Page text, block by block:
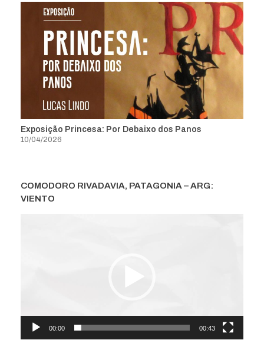
Exposição Princesa: Por Debaixo dos Panos
10/04/2026
COMODORO RIVADAVIA, PATAGONIA – ARG:
VIENTO
00:00 00:43